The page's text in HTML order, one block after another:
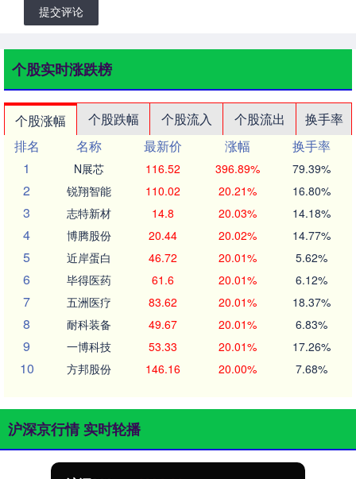
提交评论
个股实时涨跌榜
个股涨幅 个股跌幅 个股流入 个股流出
换手率
排名
名称 最新价 涨幅
换手率
1
N展芯 116.52 396.89% 79.39%
2 锐翔智能 110.02 20.21% 16.80%
3 志特新材 14.8 20.03% 14.18%
4 博腾股份 20.44 20.02% 14.77%
5 近岸蛋白 46.72 20.01% 5.62%
6 毕得医药 61.6 20.01% 6.12%
7 五洲医疗 83.62 20.01% 18.37%
8 耐科装备 49.67 20.01% 6.83%
9 一博科技 53.33 20.01% 17.26%
10 方邦股份 146.16 20.00% 7.68%
沪深京行情 实时轮播